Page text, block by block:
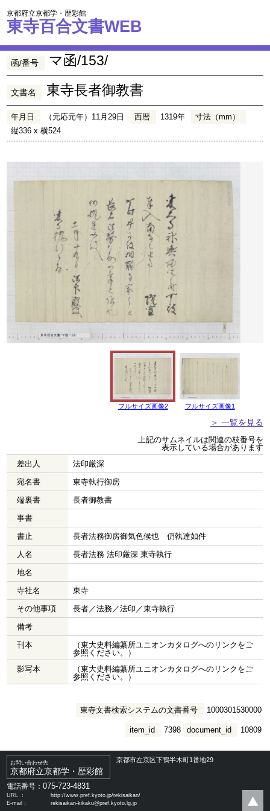
京都府立京都学・歴彩館
東寺百合文書WEB
函/番号 マ函/153/
文書名 東寺長者御教書
年月日 （元応元年）11月29日 西暦 1319年
寸法（mm）
縦336 x 横524
フルサイズ画像2 フルサイズ画像1
＞ 一覧を見る
上記のサムネイルは関連の枝番号を
表示している場合があります
差出人
法印厳深
宛名書
東寺執行御房
端裏書
長者御教書
事書
書止
長者法務御房御気色候也 仍執達如件
人名
長者法務 法印厳深 東寺執行
地名
寺社名
東寺
その他事項
長者／法務／法印／東寺執行
備考
刊本
（東大史料編纂所ユニオンカタログへのリンクをご
参照ください。）
影写本
（東大史料編纂所ユニオンカタログへのリンクをご
参照ください。）
東寺文書検索システムの文書番号 1000301530000
document_id 10809
item_id 7398
お問い合わせ先
京都府立京都学・歴彩館
京都市左京区下鴨半木町1番地29
電話番号：075-723-4831
URL ：
http://www.pref.kyoto.jp/rekisaikan/
E-mail：
rekisaikan-kikaku@pref.kyoto.lg.jp